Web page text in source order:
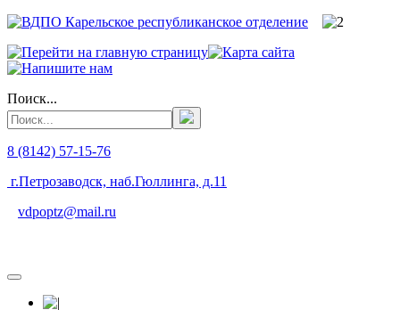
Поиск...
8 (8142) 57-15-76
г.Петрозаводск, наб.Гюллинга, д.11
vdpoptz@mail.ru